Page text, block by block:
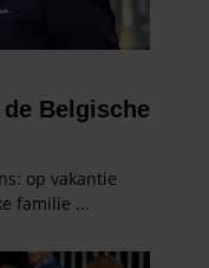
hun services. U
onze website blijft